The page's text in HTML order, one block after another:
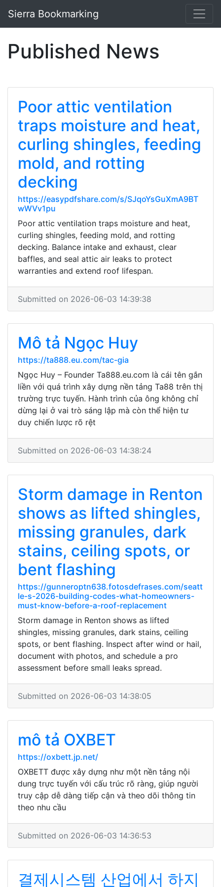
Sierra Bookmarking
Published News
Poor attic ventilation
traps moisture and heat,
curling shingles, feeding
mold, and rotting
decking
https://easypdfshare.com/s/SJqoYsGuXmA9BT
wWVv1pu
Poor attic ventilation traps moisture and heat,
curling shingles, feeding mold, and rotting
decking. Balance intake and exhaust, clear
baffles, and seal attic air leaks to protect
warranties and extend roof lifespan.
Submitted on 2026-06-03 14:39:38
Mô tả Ngọc Huy
https://ta888.eu.com/tac-gia
Ngọc Huy – Founder Ta888.eu.com là cái tên gắn
liền với quá trình xây dựng nền tảng Ta88 trên thị
trường trực tuyến. Hành trình của ông không chỉ
dừng lại ở vai trò sáng lập mà còn thể hiện tư
duy chiến lược rõ rệt
Submitted on 2026-06-03 14:38:24
Storm damage in Renton
shows as lifted shingles,
missing granules, dark
stains, ceiling spots, or
bent flashing
https://gunneroptn638.fotosdefrases.com/seatt
le-s-2026-building-codes-what-homeowners-
must-know-before-a-roof-replacement
Storm damage in Renton shows as lifted
shingles, missing granules, dark stains, ceiling
spots, or bent flashing. Inspect after wind or hail,
document with photos, and schedule a pro
assessment before small leaks spread.
Submitted on 2026-06-03 14:38:05
mô tả OXBET
https://oxbett.jp.net/
OXBETT được xây dựng như một nền tảng nội
dung trực tuyến với cấu trúc rõ ràng, giúp người
truy cập dễ dàng tiếp cận và theo dõi thông tin
theo nhu cầu
Submitted on 2026-06-03 14:36:53
결제시스템 산업에서 하지